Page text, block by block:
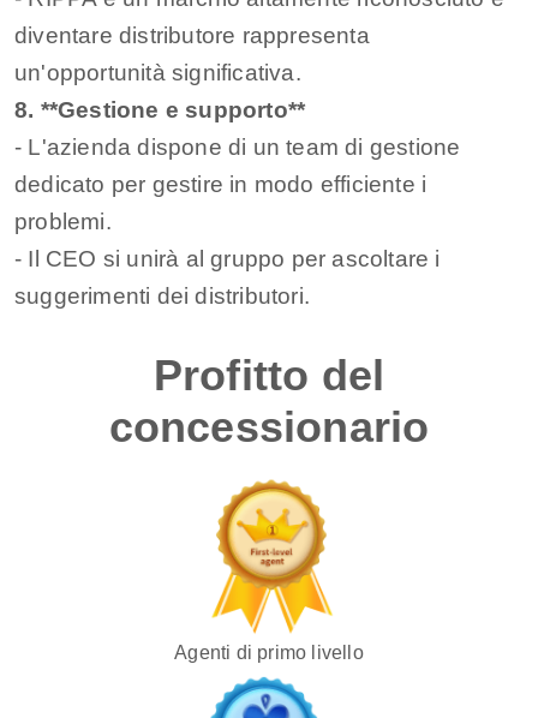
diventare distributore rappresenta
un'opportunità significativa.
8. **Gestione e supporto**
- L'azienda dispone di un team di gestione
dedicato per gestire in modo efficiente i
problemi.
- Il CEO si unirà al gruppo per ascoltare i
suggerimenti dei distributori.
Profitto del
concessionario
Agenti di primo livello